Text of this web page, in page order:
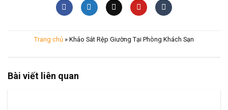
Trang chủ » Khảo Sát Rệp Giường Tại Phòng Khách Sạn
Bài viết liên quan